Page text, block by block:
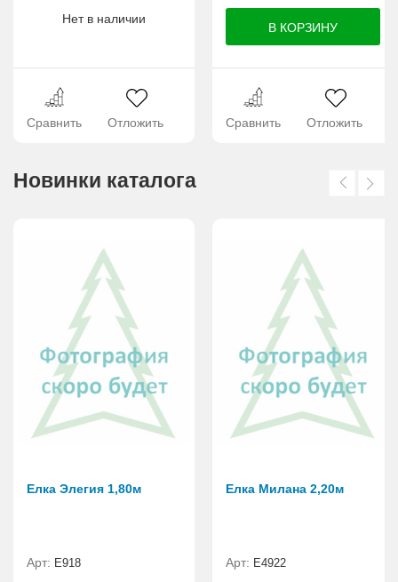
Нет в наличии
Сравнить Отложить Сравнить Отложить
Новинки каталога
Елка Элегия 1,80м
Арт: E918
Елка Милана 2,20м
Арт: Е4922